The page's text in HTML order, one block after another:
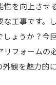
を向上させ
な工事です。
しょうか？今
リフォームの
外観を魅力的